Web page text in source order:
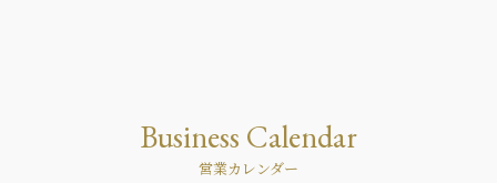
Business Calendar
営業カレンダー